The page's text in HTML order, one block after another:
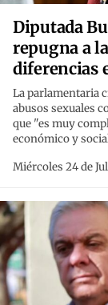
Diputada
repugna a
diferencias
La parlamentaria
abusos sexuales
que "es muy
económico y
Miércoles 24 de